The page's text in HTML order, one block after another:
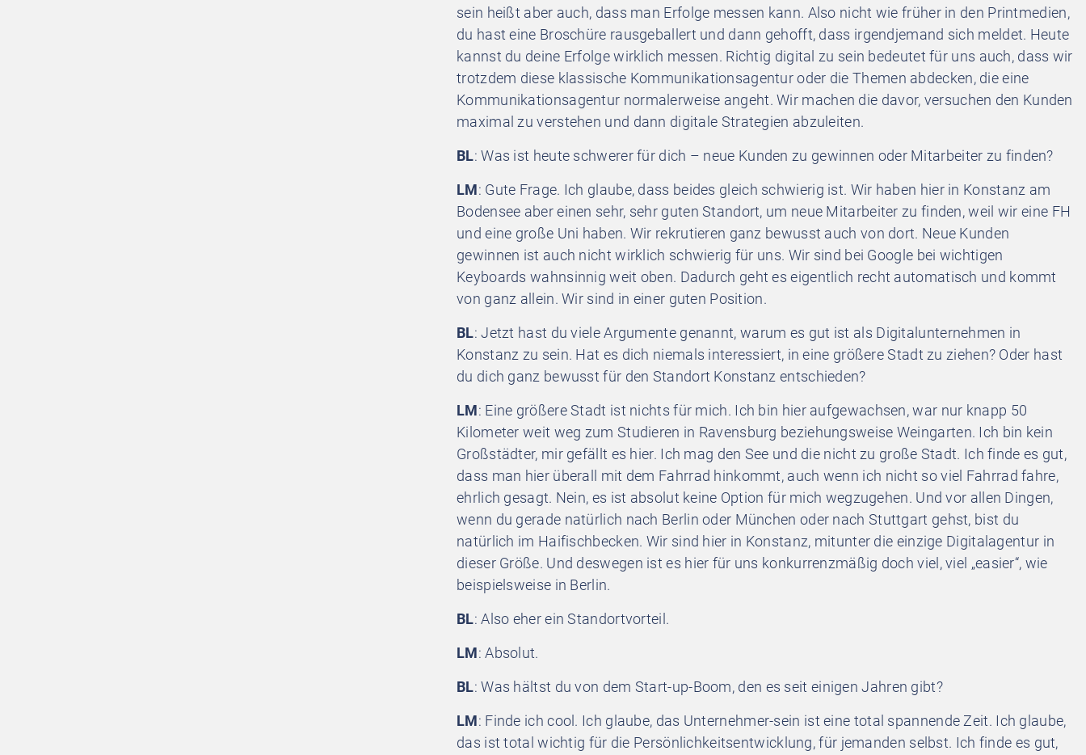
sein heißt aber auch, dass man Erfolge messen kann. Also nicht wie früher in den Printmedien,
du hast eine Broschüre rausgeballert und dann gehofft, dass irgendjemand sich meldet. Heute
kannst du deine Erfolge wirklich messen. Richtig digital zu sein bedeutet für uns auch, dass wir
trotzdem diese klassische Kommunikationsagentur oder die Themen abdecken, die eine
Kommunikationsagentur normalerweise angeht. Wir machen die davor, versuchen den Kunden
maximal zu verstehen und dann digitale Strategien abzuleiten.
BL: Was ist heute schwerer für dich – neue Kunden zu gewinnen oder Mitarbeiter zu finden?
LM: Gute Frage. Ich glaube, dass beides gleich schwierig ist. Wir haben hier in Konstanz am
Bodensee aber einen sehr, sehr guten Standort, um neue Mitarbeiter zu finden, weil wir eine FH
und eine große Uni haben. Wir rekrutieren ganz bewusst auch von dort. Neue Kunden
gewinnen ist auch nicht wirklich schwierig für uns. Wir sind bei Google bei wichtigen
Keyboards wahnsinnig weit oben. Dadurch geht es eigentlich recht automatisch und kommt
von ganz allein. Wir sind in einer guten Position.
BL: Jetzt hast du viele Argumente genannt, warum es gut ist als Digitalunternehmen in
Konstanz zu sein. Hat es dich niemals interessiert, in eine größere Stadt zu ziehen? Oder hast
du dich ganz bewusst für den Standort Konstanz entschieden?
LM: Eine größere Stadt ist nichts für mich. Ich bin hier aufgewachsen, war nur knapp 50
Kilometer weit weg zum Studieren in Ravensburg beziehungsweise Weingarten. Ich bin kein
Großstädter, mir gefällt es hier. Ich mag den See und die nicht zu große Stadt. Ich finde es gut,
dass man hier überall mit dem Fahrrad hinkommt, auch wenn ich nicht so viel Fahrrad fahre,
ehrlich gesagt. Nein, es ist absolut keine Option für mich wegzugehen. Und vor allen Dingen,
wenn du gerade natürlich nach Berlin oder München oder nach Stuttgart gehst, bist du
natürlich im Haifischbecken. Wir sind hier in Konstanz, mitunter die einzige Digitalagentur in
dieser Größe. Und deswegen ist es hier für uns konkurrenzmäßig doch viel, viel „easier“, wie
beispielsweise in Berlin.
BL: Also eher ein Standortvorteil.
LM: Absolut.
BL: Was hältst du von dem Start-up-Boom, den es seit einigen Jahren gibt?
LM: Finde ich cool. Ich glaube, das Unternehmer-sein ist eine total spannende Zeit. Ich glaube,
das ist total wichtig für die Persönlichkeitsentwicklung, für jemanden selbst. Ich finde es gut,